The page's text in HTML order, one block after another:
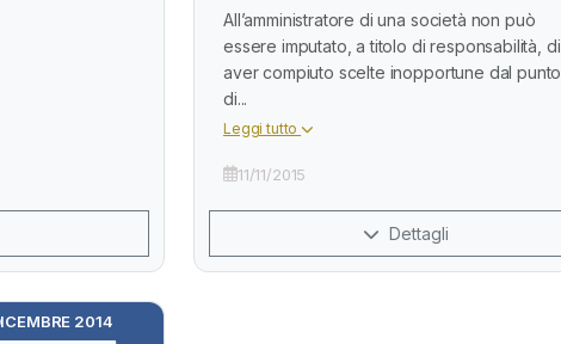
All’amministratore di una società non può
essere imputato, a titolo di responsabilità, di
aver compiuto scelte inopportune dal punto
di...
Leggi tutto
11/11/2015
Dettagli
2014